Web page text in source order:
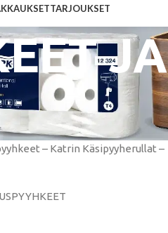
TARJOUKSET
JA
– Katrin Käsipyyherullat –